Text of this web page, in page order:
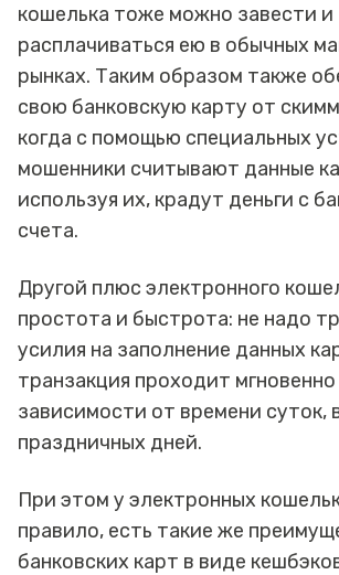
кошелька тоже можно завести и
расплачиваться ею в обычных
рынках. Таким образом также
свою банковскую карту от
когда с помощью специальных
мошенники считывают данные
используя их, крадут деньги с
счета.
Другой плюс электронного
простота и быстрота: не надо
усилия на заполнение данных
транзакция проходит мгновенно
зависимости от времени суток,
праздничных дней.
При этом у электронных
правило, есть такие же
банковских карт в виде